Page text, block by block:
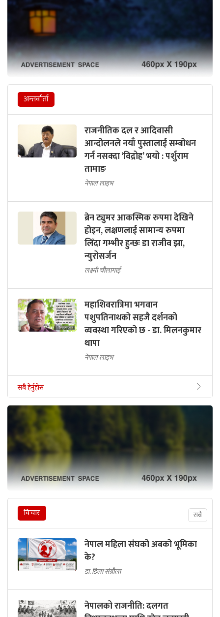
अन्तर्वार्ता
राजनीतिक दल र आदिवासी
आन्दोलनले नयाँ पुस्तालाई सम्बोधन
गर्न नसक्दा ‘विद्रोह’ भयो : पर्शुराम
तामाङ
नेपाल लाइभ
ब्रेन ट्युमर आकस्मिक रुपमा देखिने
होइन, लक्षणलाई सामान्य रुपमा
लिँदा गम्भीर हुन्छः डा राजीव झा,
न्युरोसर्जन
लक्ष्मी चौलागाईं
महाशिवरात्रिमा भगवान
पशुपतिनाथको सहजै दर्शनको
व्यवस्था गरिएको छ - डा. मिलनकुमार
थापा
नेपाल लाइभ
सबै हेर्नुहोस
विचार सबै
नेपाल महिला संघको अबको भूमिका
के?
डा. डिला संग्रौला
नेपालको राजनीति: दलगत